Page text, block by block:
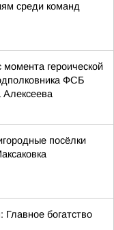
среди команд
героической
ФСБ
посёлки
богатство